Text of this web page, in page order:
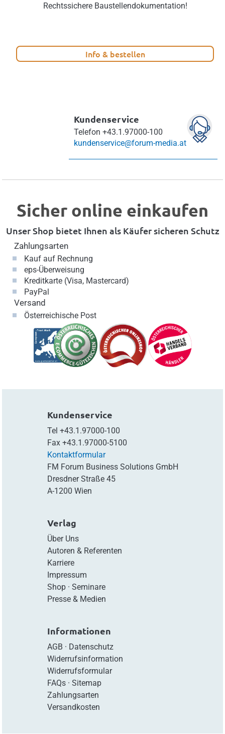
Rechtssichere Baustellendokumentation!
Info & bestellen
Kundenservice
Telefon +43.1.97000-100
kundenservice@forum-media.at
Sicher online einkaufen
Unser Shop bietet Ihnen als Käufer sicheren Schutz
Zahlungsarten
Kauf auf Rechnung
eps-Überweisung
Kreditkarte (Visa, Mastercard)
PayPal
Versand
Österreichische Post
Kundenservice
Tel +43.1.97000-100
Fax +43.1.97000-5100
Kontaktformular
FM Forum Business Solutions GmbH
Dresdner Straße 45
A-1200 Wien
Verlag
Über Uns
Autoren & Referenten
Karriere
Impressum
Shop· Seminare
Presse & Medien
Informationen
AGB · Datenschutz
Widerrufsinformation
Widerrufsformular
FAQs· Sitemap
Zahlungsarten
Versandkosten